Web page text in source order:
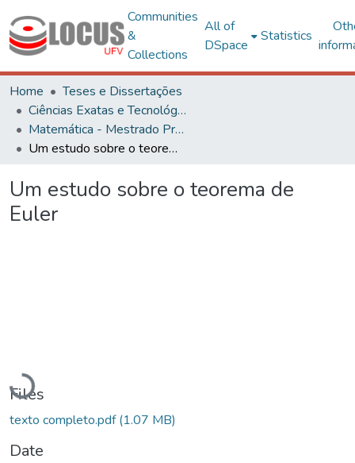
Communities
&
Collections
All of
DSpace
Statistics
Home
Teses e Dissertações
Ciências Exatas e Tecnológicas
Matemática - Mestrado Profissional
Um estudo sobre o teorema de Euler
Um estudo sobre o teorema de
Euler
Loading...
Files
texto completo.pdf(1.07 MB)
Date